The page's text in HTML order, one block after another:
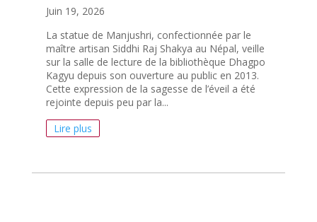
Juin 19, 2026
La statue de Manjushri, confectionnée par le
maître artisan Siddhi Raj Shakya au Népal, veille
sur la salle de lecture de la bibliothèque Dhagpo
Kagyu depuis son ouverture au public en 2013.
Cette expression de la sagesse de l’éveil a été
rejointe depuis peu par la...
Lire plus